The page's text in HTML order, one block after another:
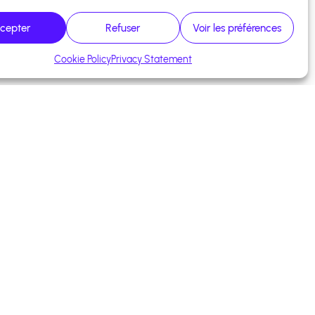
Refuser Voir les préférences
Cookie PolicyPrivacy Statement